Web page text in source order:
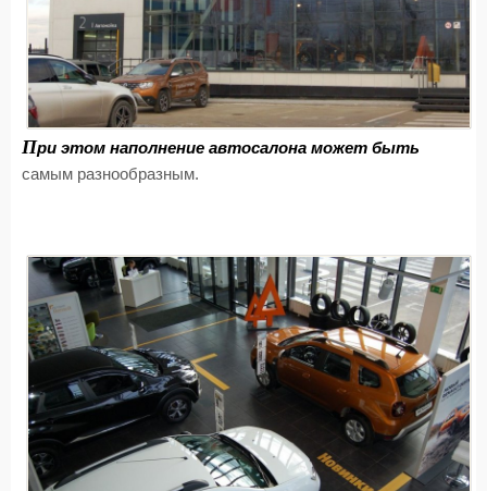
При этом наполнение автосалона может быть
самым разнообразным.